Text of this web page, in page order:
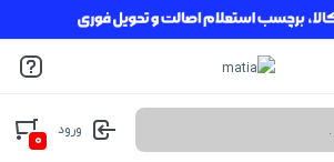
ورود
۰